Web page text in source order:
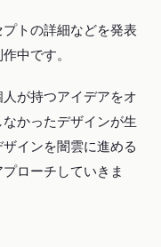
トの詳細などを発表
中です。
が持つアイデアをオ
かったデザインが生
インを闇雲に進める
ローチしていきま